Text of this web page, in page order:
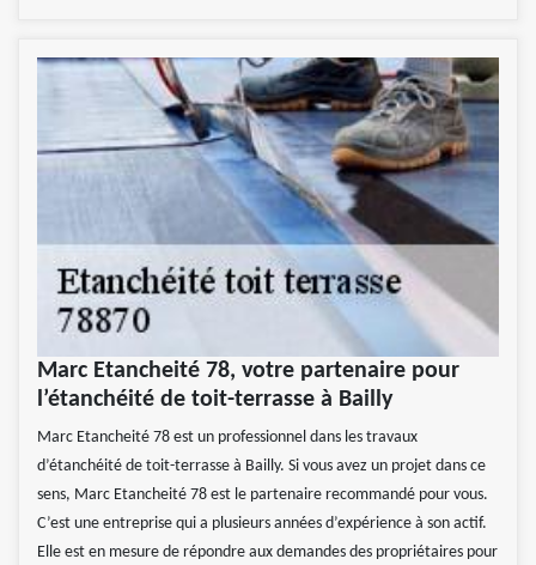
Marc Etancheité 78, votre partenaire pour
l’étanchéité de toit-terrasse à Bailly
Marc Etancheité 78 est un professionnel dans les travaux
d’étanchéité de toit-terrasse à Bailly. Si vous avez un projet dans ce
sens, Marc Etancheité 78 est le partenaire recommandé pour vous.
C’est une entreprise qui a plusieurs années d’expérience à son actif.
Elle est en mesure de répondre aux demandes des propriétaires pour